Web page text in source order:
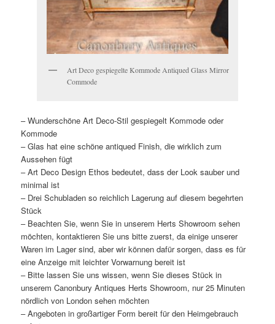
Art Deco gespiegelte Kommode Antiqued Glass Mirror
Commode
– Wunderschöne Art Deco-Stil gespiegelt Kommode oder
Kommode
– Glas hat eine schöne antiqued Finish, die wirklich zum
Aussehen fügt
– Art Deco Design Ethos bedeutet, dass der Look sauber und
minimal ist
– Drei Schubladen so reichlich Lagerung auf diesem begehrten
Stück
– Beachten Sie, wenn Sie in unserem Herts Showroom sehen
möchten, kontaktieren Sie uns bitte zuerst, da einige unserer
Waren im Lager sind, aber wir können dafür sorgen, dass es für
eine Anzeige mit leichter Vorwarnung bereit ist
– Bitte lassen Sie uns wissen, wenn Sie dieses Stück in
unserem Canonbury Antiques Herts Showroom, nur 25 Minuten
nördlich von London sehen möchten
– Angeboten in großartiger Form bereit für den Heimgebrauch